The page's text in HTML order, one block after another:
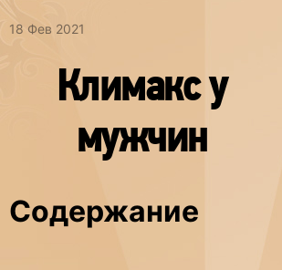
18 Фев 2021
Климакс у
мужчин
Содержание